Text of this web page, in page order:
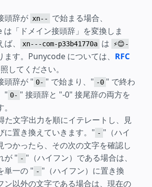
頭辞が xn--
で始まる場合、
「ドメイン接頭辞」を変換しま
、
xn---com-p33b41770a は
⚡😊-
ます。Punycode については、 RFC
してください。
頭辞が " 0- " で始まり、" -0 " で終わ
" 0- " 接頭辞と "-0" 接尾辞の両方を
た文字出力を順にイテレートし、見
に置き換えていきます。" - "（ハイ
つかったら、その次の文字を確認し
が " - "（ハイフン）である場合は、
単一の " - "（ハイフン）に置き換
ン以外の文字である場合は、現在の